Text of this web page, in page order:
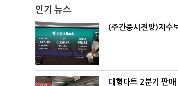
인기 뉴스
(주간증시전망)지수
대형마트 2분기 판